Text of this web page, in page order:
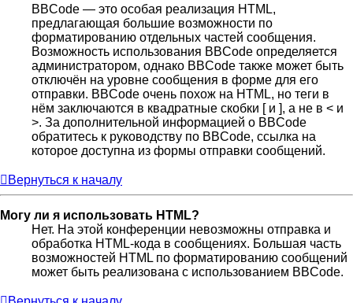
BBCode — это особая реализация HTML,
предлагающая большие возможности по
форматированию отдельных частей сообщения.
Возможность использования BBCode определяется
администратором, однако BBCode также может быть
отключён на уровне сообщения в форме для его
отправки. BBCode очень похож на HTML, но теги в
нём заключаются в квадратные скобки [ и ], а не в < и
>. За дополнительной информацией о BBCode
обратитесь к руководству по BBCode, ссылка на
которое доступна из формы отправки сообщений.
Вернуться к началу
Могу ли я использовать HTML?
Нет. На этой конференции невозможны отправка и
обработка HTML-кода в сообщениях. Большая часть
возможностей HTML по форматированию сообщений
может быть реализована с использованием BBCode.